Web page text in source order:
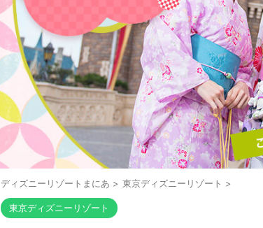
ディズニーリゾートまにあ > 東京ディズニーリゾート >
東京ディズニーリゾート